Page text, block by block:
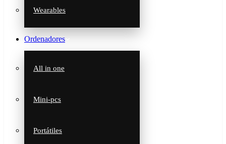
Wearables
Ordenadores
All in one
Mini-pcs
Portátiles